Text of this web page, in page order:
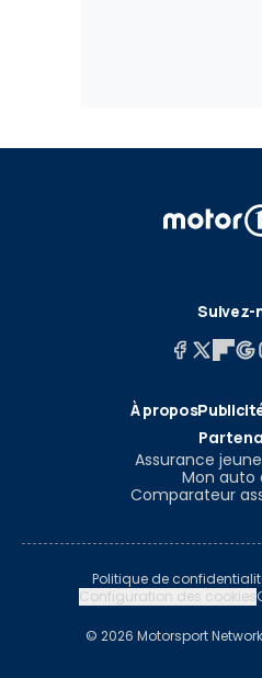
Suivez-
À propos
Assurance
Mon auto
Comparateur
Politique de
Configuration des cookies
© 2026 Motorsport